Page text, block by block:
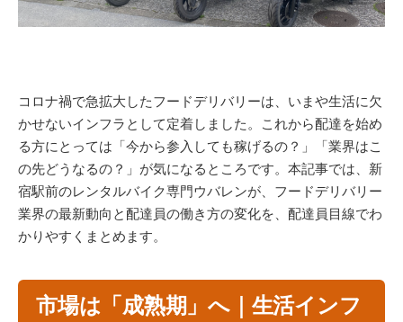
コロナ禍で急拡大したフードデリバリーは、いまや生活に欠
かせないインフラとして定着しました。これから配達を始め
る方にとっては「今から参入しても稼げるの？」「業界はこ
の先どうなるの？」が気になるところです。本記事では、新
宿駅前のレンタルバイク専門ウバレンが、フードデリバリー
業界の最新動向と配達員の働き方の変化を、配達員目線でわ
かりやすくまとめます。
市場は「成熟期」へ｜生活インフ